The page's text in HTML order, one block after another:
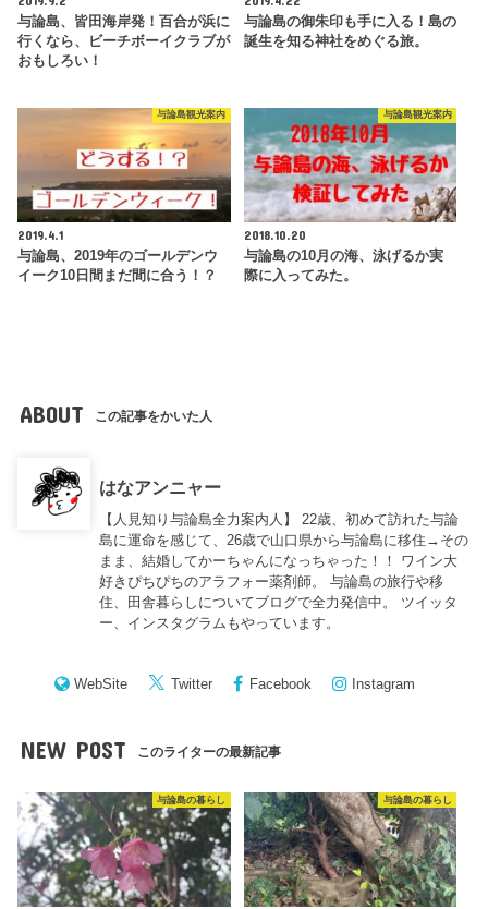
与論島、皆田海岸発！百合が浜に
行くなら、ビーチボーイクラブが
おもしろい！
与論島の御朱印も手に入る！島の
誕生を知る神社をめぐる旅。
与論島観光案内
2019.4.1
与論島、2019年のゴールデンウ
イーク10日間まだ間に合う！？
与論島観光案内
2018.10.20
与論島の10月の海、泳げるか実
際に入ってみた。
ABOUT この記事をかいた人
はなアンニャー
【人見知り与論島全力案内人】 22歳、初めて訪れた与論
島に運命を感じて、26歳で山口県から与論島に移住→その
まま、結婚してかーちゃんになっちゃった！！ ワイン大
好きぴちぴちのアラフォー薬剤師。 与論島の旅行や移
住、田舎暮らしについてブログで全力発信中。 ツイッタ
ー、インスタグラムもやっています。
WebSite Twitter Facebook Instagram
NEW POST このライターの最新記事
与論島の暮らし 与論島の暮らし